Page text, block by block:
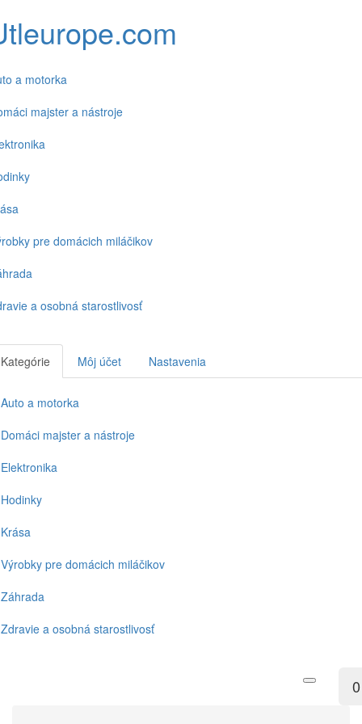
a motorka
majster a nástroje
pre domácich miláčikov
a osobná starostlivosť
Kategórie Môj účet Nastavenia
Auto a motorka
Domáci majster a nástroje
Elektronika
Hodinky
Krása
Výrobky pre domácich miláčikov
Záhrada
Zdravie a osobná starostlivosť
0